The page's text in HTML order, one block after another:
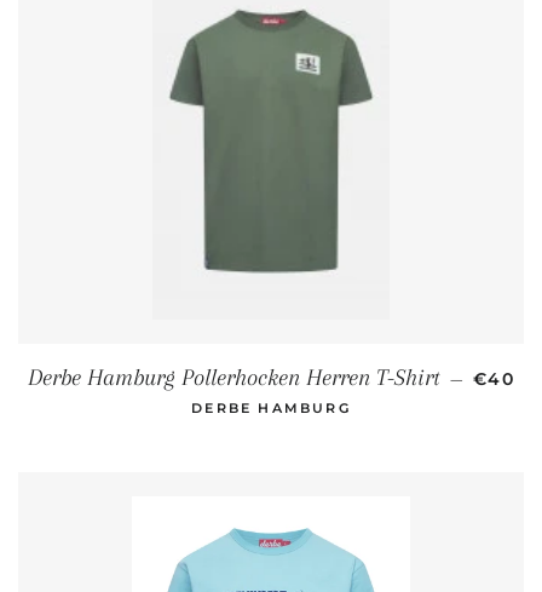
Derbe Hamburg Pollerhocken Herren T-Shirt — €40
DERBE HAMBURG